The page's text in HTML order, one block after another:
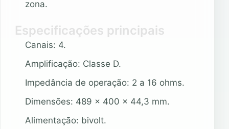
zona.
Especificações principais
Canais: 4.
Amplificação: Classe D.
Impedância de operação: 2 a 16 ohms.
Dimensões: 489 x 400 x 44,3 mm.
Alimentação: bivolt.